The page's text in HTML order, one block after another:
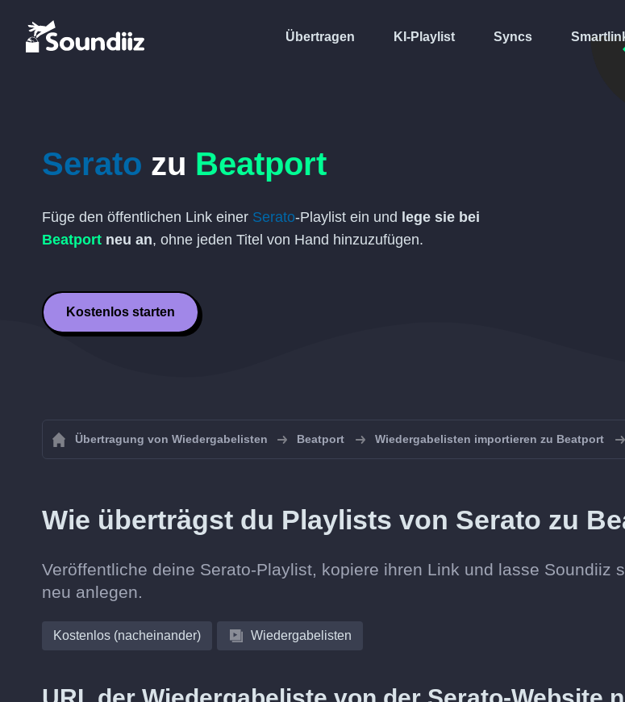
Übertragen KI-Playlist Syncs
Serato zu Beatport
Füge den öffentlichen Link einer Serato-Playlist ein und lege sie bei
Beatport neu an, ohne jeden Titel von Hand hinzuzufügen.
Kostenlos starten
Übertragung von Wiedergabelisten Beatport Wiedergabelisten importieren zu Beatport
Wie überträgst du Playlists von Serato zu
Veröffentliche deine Serato-Playlist, kopiere ihren Link und lasse Soundiiz
neu anlegen.
Kostenlos (nacheinander) Wiedergabelisten